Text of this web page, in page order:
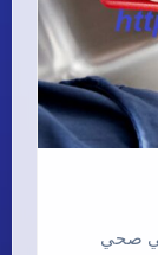
صحي